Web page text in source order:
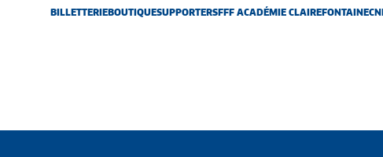
BILLETTERIEBOUTIQUESUPPORTERSFFF ACADÉMIE CLAIREFONTAINE